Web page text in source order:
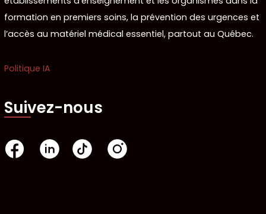
formation en premiers soins, la prévention des urgences et
l’accès au matériel médical essentiel, partout au Québec.
Politique IA
Suivez-nous